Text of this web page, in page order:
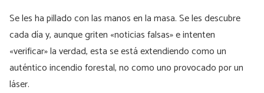
Se les ha pillado con las manos en la masa. Se les descubre
cada día y, aunque griten «noticias falsas» e intenten
«verificar» la verdad, esta se está extendiendo como un
auténtico incendio forestal, no como uno provocado por un
láser.